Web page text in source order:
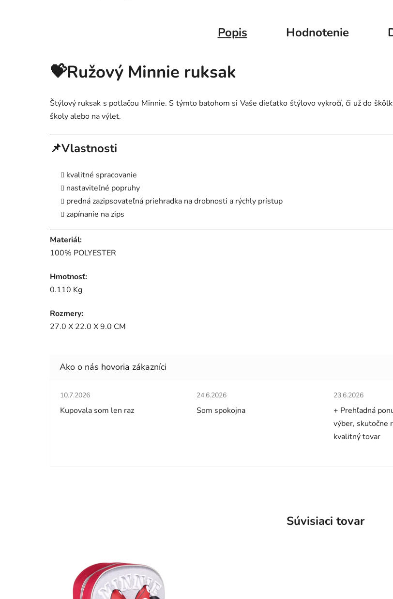
Popis Hodnotenie
💝Ružový Minnie ruksak
Štýlový ruksak s potlačou Minnie. S týmto batohom si Vaše dieťatko štýlovo vykročí, či už do
školy alebo na výlet.
📌Vlastnosti
kvalitné spracovanie
nastaviteľné popruhy
predná zazipsovateľná priehradka na drobnosti a rýchly prístup
zapínanie na zips
Materiál:
100% POLYESTER
Hmotnosť:
0.110 Kg
Rozmery:
27.0 X 22.0 X 9.0 CM
Hodnotenie obchodu je 5 z 5 hviezdičiek.
10.7.2026
Kupovala som len raz
Hodnotenie obchodu je 5 z 5 hviezdičiek.
24.6.2026
Som spokojna
Hodnotenie
23.6.2026
+ Prehľadná
výber, skutočne
kvalitný tovar
Súvisiaci tovar